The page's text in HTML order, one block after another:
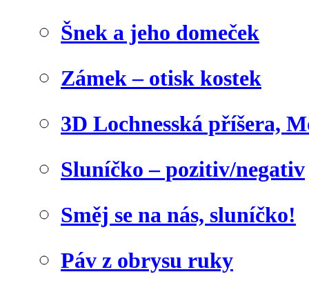
Šnek a jeho domeček
Zámek – otisk kostek
3D Lochnesská příšera,
Sluníčko – pozitiv/negativ
Směj se na nás, sluníčko!
Páv z obrysu ruky